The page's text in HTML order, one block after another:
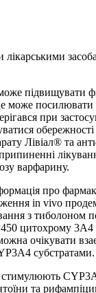
лікарськими
підвищувати
може посилювати
при
Лівіал® та
варфарину.
про
in vivo
з тиболоном
цитохрому 3A4
очікувати
субстратами.
та